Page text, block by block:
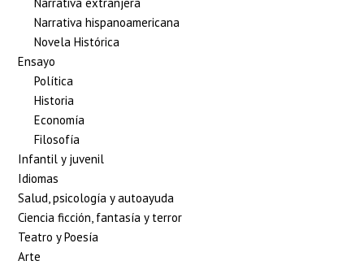
Narrativa hispanoamericana
Novela Histórica
Ensayo
Política
Historia
Economía
Filosofía
Infantil y juvenil
Idiomas
Salud, psicología y autoayuda
Ciencia ficción, fantasía y terror
Teatro y Poesía
Arte